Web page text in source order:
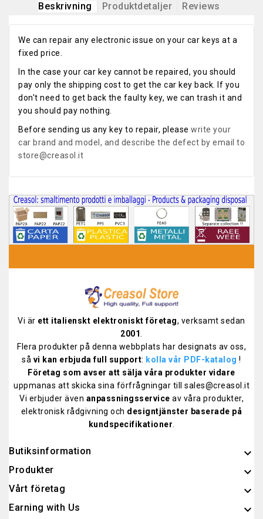
Beskrivning Produktdetaljer Reviews
We can repair any electronic issue on your car keys at a
fixed price.
In the case your car key cannot be repaired, you should
pay only the shipping cost to get the car key back. If you
don't need to get back the faulty key, we can trash it and
you should pay nothing.
Before sending us any key to repair, please write your
car brand and model, and describe the defect by email to
store@creasol.it
Vi är ett italienskt elektroniskt företag, verksamt sedan
2001
Flera produkter på denna webbplats har designats av oss,
så vi kan erbjuda full support: kolla vår PDF-katalog!
Företag som avser att sälja våra produkter vidare
uppmanas att skicka sina förfrågningar till sales@creasol.it
Vi erbjuder även anpassningsservice av våra produkter,
elektronisk rådgivning och designtjänster baserade på
kundspecifikationer
Butiksinformation keyboard_arrow_down
Produkter 
Vårt företag 
Earning with Us 